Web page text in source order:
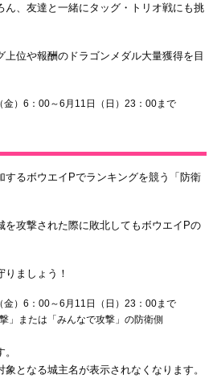
ん、友達と一緒にタッグ・トリオ戦にも挑
位や報酬のドラゴンメダル大量獲得を目
金）6：00～6月11日（日）23：00まで
するボウエイPでランキングを競う「防衛
を攻撃された際に敗北してもボウエイPの
ましょう！
金）6：00～6月11日（日）23：00まで
」または「みんなで攻撃」の防衛側
となる城主名が表示されなくなります。